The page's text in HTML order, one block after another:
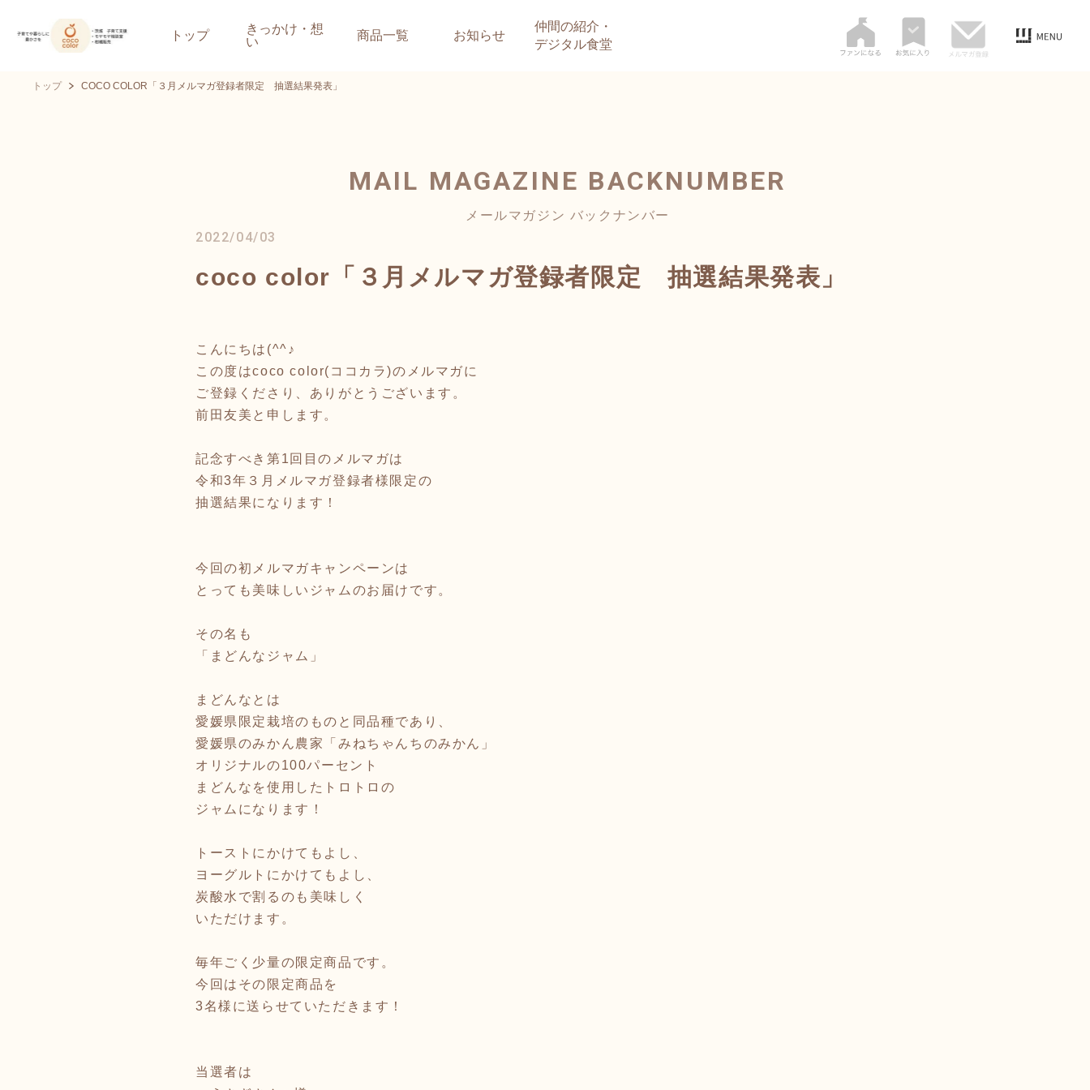
トップ
きっかけ・想
い
商品一覧 お知らせ
仲間の紹介・
デジタル食堂
トップ COCO COLOR「３月メルマガ登録者限定 抽選結果発表」
MAIL MAGAZINE BACKNUMBER
メールマガジン バックナンバー
2022/04/03
coco color「３月メルマガ登録者限定 抽選結果発表」
こんにちは(^^♪
この度はcoco color(ココカラ)のメルマガに
ご登録くださり、ありがとうございます。
前田友美と申します。
記念すべき第1回目のメルマガは
令和3年３月メルマガ登録者様限定の
抽選結果になります！
今回の初メルマガキャンペーンは
とっても美味しいジャムのお届けです。
その名も
「まどんなジャム」
まどんなとは
愛媛県限定栽培のものと同品種であり、
愛媛県のみかん農家「みねちゃんちのみかん」
オリジナルの100パーセント
まどんなを使用したトロトロの
ジャムになります！
トーストにかけてもよし、
ヨーグルトにかけてもよし、
炭酸水で割るのも美味しく
いただけます。
毎年ごく少量の限定商品です。
今回はその限定商品を
3名様に送らせていただきます！
当選者は